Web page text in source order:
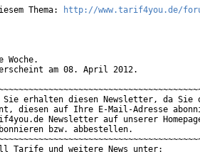
Thema:
http://www.tarif4you.de/
am 08. April 2012.
Sie erhalten diesen Newsletter, da Sie
diesen auf Ihre E-Mail-Adresse
Newsletter auf unserer
bzw. abbestellen.